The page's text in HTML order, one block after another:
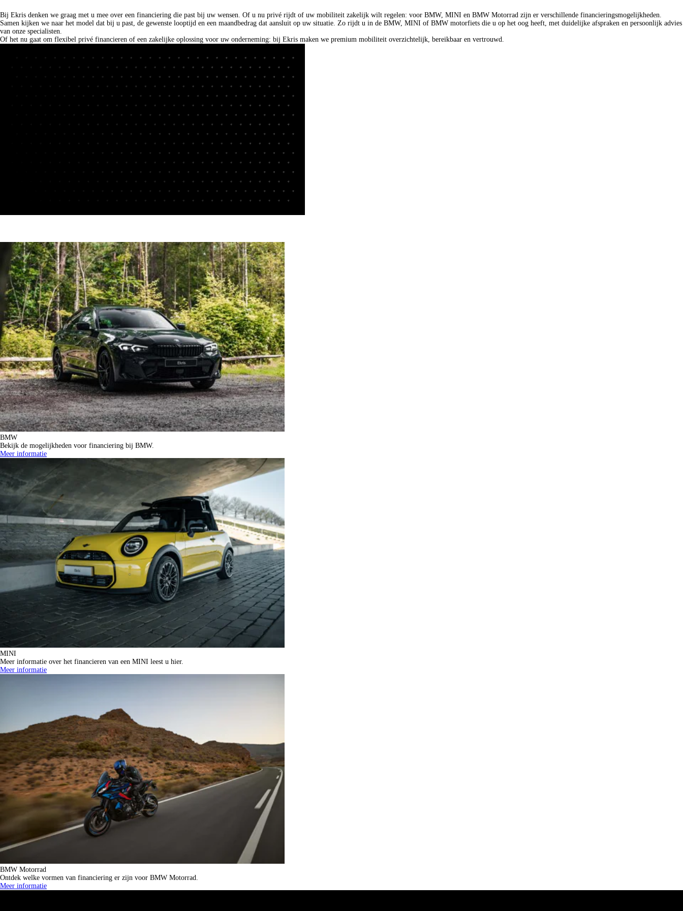
Bij Ekris denken we graag met u mee over een financiering die past bij uw wensen. Of u nu privé rijdt of uw mobiliteit zakelijk wilt regelen: voor BMW, MINI en BMW Motorrad zijn er verschillende financieringsmogelijkheden.
Samen kijken we naar het model dat bij u past, de gewenste looptijd en een maandbedrag dat aansluit op uw situatie. Zo rijdt u in de BMW, MINI of BMW motorfiets die u op het oog heeft, met duidelijke afspraken en persoonlijk advies
van onze specialisten.
Of het nu gaat om flexibel privé financieren of een zakelijke oplossing voor uw onderneming: bij Ekris maken we premium mobiliteit overzichtelijk, bereikbaar en vertrouwd.
BMW
Bekijk de mogelijkheden voor financiering bij BMW.
Meer informatie
MINI
Meer informatie over het financieren van een MINI leest u hier.
Meer informatie
BMW Motorrad
Ontdek welke vormen van financiering er zijn voor BMW Motorrad.
Meer informatie